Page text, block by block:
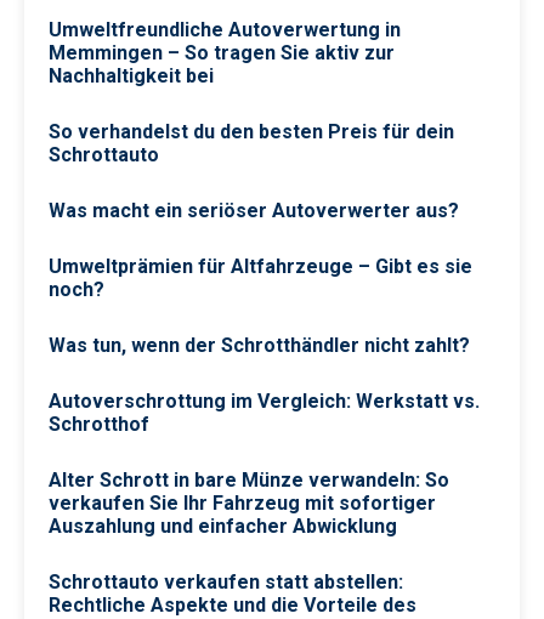
Umweltfreundliche Autoverwertung in
Memmingen – So tragen Sie aktiv zur
Nachhaltigkeit bei
So verhandelst du den besten Preis für dein
Schrottauto
Was macht ein seriöser Autoverwerter aus?
Umweltprämien für Altfahrzeuge – Gibt es sie
noch?
Was tun, wenn der Schrotthändler nicht zahlt?
Autoverschrottung im Vergleich: Werkstatt vs.
Schrotthof
Alter Schrott in bare Münze verwandeln: So
verkaufen Sie Ihr Fahrzeug mit sofortiger
Auszahlung und einfacher Abwicklung
Schrottauto verkaufen statt abstellen:
Rechtliche Aspekte und die Vorteile des